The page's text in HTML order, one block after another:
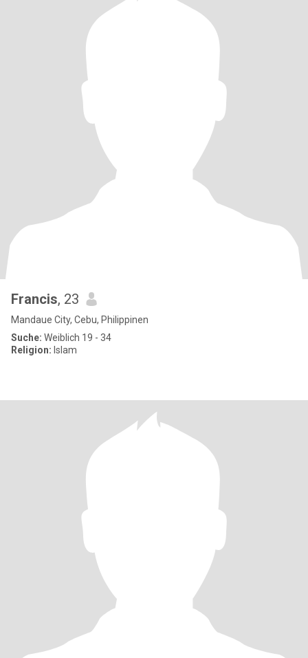
Francis, 23
Mandaue City, Cebu, Philippinen
Suche: Weiblich 19 - 34
Religion: Islam